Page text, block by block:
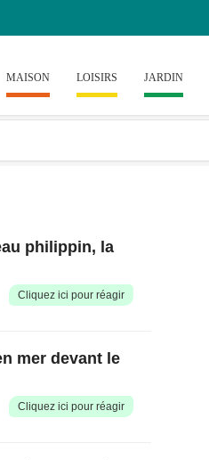
MAISON LOISIRS JARDIN
philippin, la
Cliquez ici pour réagir️
mer devant le
Cliquez ici pour réagir️